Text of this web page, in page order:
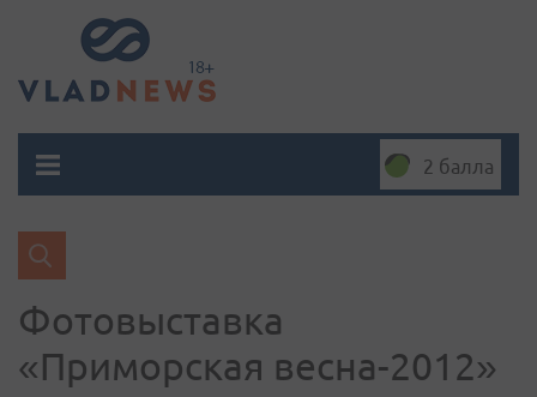
2 балла
Фотовыставка
«Приморская весна-2012»